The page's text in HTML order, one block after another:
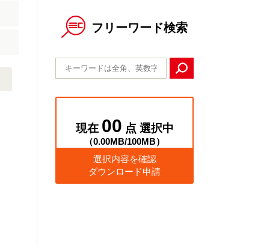
フリーワード検索
現在 00 点 選択中
（0.00MB/100MB）
選択内容を確認
ダウンロード申請